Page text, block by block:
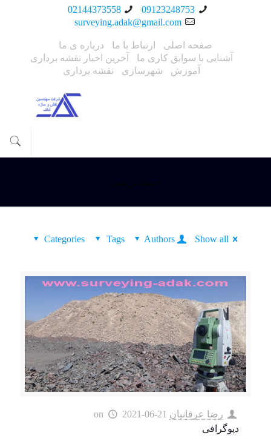
09123248753
02144373558
surveying.adak@gmail.com
صفحه اصلی ارتباط با ما
درباره ی ما
آشنایی با سوابق کاری ما
آخرین اخبار نقشه برداری
آموزش
شهرسازی نقشه برداری
حسابرسی
Categories Tags Authors Show all
رضا عرفانیان on
2021-06-21
دپوگرافی